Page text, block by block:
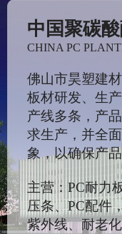
中国聚碳
CHINA PC
佛山市昊塑建
板材研发、生
产线多条，产
求生产，并全
象，以确保产
主营：PC耐力
压条、PC配件
紫外线、耐老